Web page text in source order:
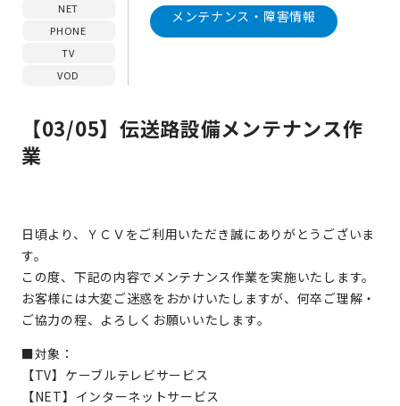
NET
PHONE
TV
VOD
メンテナンス・障害情報
【03/05】伝送路設備メンテナンス作
業
日頃より、ＹＣＶをご利用いただき誠にありがとうございま
す。
この度、下記の内容でメンテナンス作業を実施いたします。
お客様には大変ご迷惑をおかけいたしますが、何卒ご理解・
ご協力の程、よろしくお願いいたします。
■対象：
【TV】ケーブルテレビサービス
【NET】インターネットサービス